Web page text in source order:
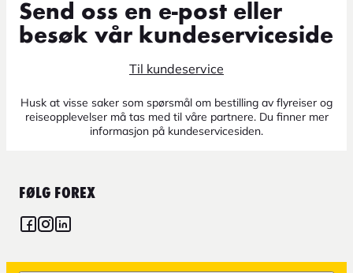
Send oss en e-post eller
besøk vår kundeserviceside
Til kundeservice
Husk at visse saker som spørsmål om bestilling av flyreiser og
reiseopplevelser må tas med til våre partnere. Du finner mer
informasjon på kundeservicesiden.
FØLG FOREX